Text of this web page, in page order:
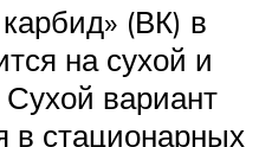
(ВК) в
на сухой и
вариант
в стационарных